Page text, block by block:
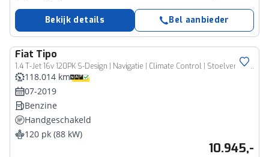
Bekijk details Bel aanbieder
Fiat Tipo
1.4 T-Jet 16v 120PK S-Design | Navigatie | Climate Control | Stoelverwarming | Apple Carplay/Android Auto | Camera | PDC A | LMV 17 Inch
118.014 km
07-2019
Benzine
Handgeschakeld
120 pk (88 kW)
10.945,-